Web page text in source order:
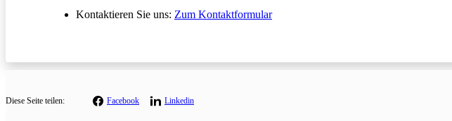
Kontaktieren Sie uns: Zum KontaktformularÖffnet in einem neuen Tab
Diese Seite teilen: Facebook Linkedin